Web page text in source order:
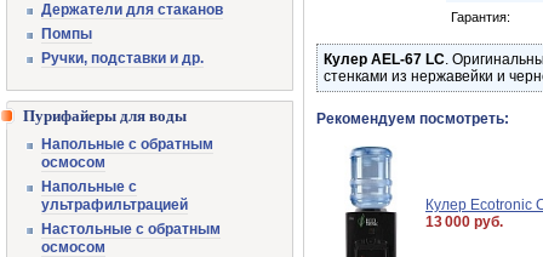
Гарантия:
Кулер AEL-67 LC.
стенками из нержавейки и
Рекомендуем посмотреть:
Кулер Ecotronic
13 000 руб.
Держатели для стаканов
Помпы
Ручки, подставки и др.
Пурифайеры для воды
Напольные с обратным
осмосом
Напольные с
ультрафильтрацией
Настольные с обратным
осмосом